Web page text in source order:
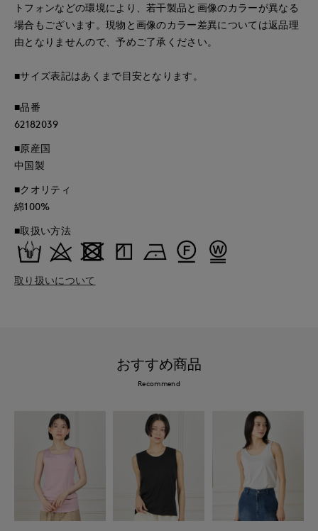
トフォンなどの環境により、若干製品と画像のカラーが異なる
場合もございます。現物と画像のカラー差異については返品理
由となりませんので、予めご了承ください。
■サイズ表記はあくまで目安となります。
■品番
62182039
■原産国
中国製
■クオリティ
綿100%
■取扱い方法
取り扱いについて
おすすめ商品
Recommend